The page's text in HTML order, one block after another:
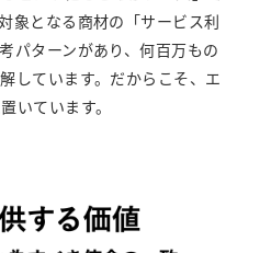
象となる商材の「サービス利
パターンがあり、何百万もの
しています。だからこそ、エ
いています。